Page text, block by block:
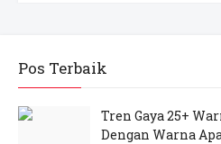
Pos Terbaik
Tren Gaya 25+
Dengan Warna